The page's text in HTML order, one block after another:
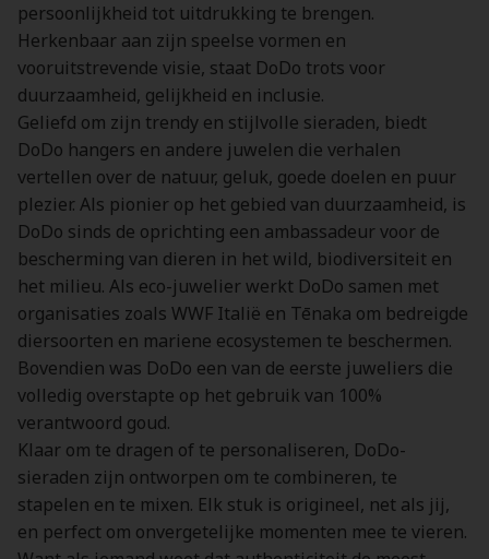
persoonlijkheid tot uitdrukking te brengen.
Herkenbaar aan zijn speelse vormen en
vooruitstrevende visie, staat DoDo trots voor
duurzaamheid, gelijkheid en inclusie.
Geliefd om zijn trendy en stijlvolle sieraden, biedt
DoDo hangers en andere juwelen die verhalen
vertellen over de natuur, geluk, goede doelen en puur
plezier. Als pionier op het gebied van duurzaamheid, is
DoDo sinds de oprichting een ambassadeur voor de
bescherming van dieren in het wild, biodiversiteit en
het milieu. Als eco-juwelier werkt DoDo samen met
organisaties zoals WWF Italië en Tēnaka om bedreigde
diersoorten en mariene ecosystemen te beschermen.
Bovendien was DoDo een van de eerste juweliers die
volledig overstapte op het gebruik van 100%
verantwoord goud.
Klaar om te dragen of te personaliseren, DoDo-
sieraden zijn ontworpen om te combineren, te
stapelen en te mixen. Elk stuk is origineel, net als jij,
en perfect om onvergetelijke momenten mee te vieren.